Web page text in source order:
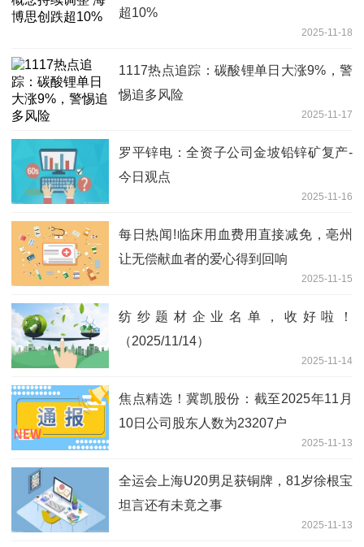
超10%
2025-11-18
1117热点追踪：碳酸锂单日大涨9%，警
惕追多风险
2025-11-17
罗平锌电：全资子公司金坡铅锌矿复产-
今日观点
2025-11-16
每日热闻!临床用血费用直接减免，亳州
让无偿献血者的爱心得到回响
2025-11-15
纺纱题材企业名单，收好啦！
（2025/11/14）
2025-11-14
焦点精选！冀凯股份：截至2025年11月
10日公司股东人数为23207户
2025-11-13
全运会上海U20男足获铜牌，81岁徐根宝
坦言还有未竟之事
2025-11-13